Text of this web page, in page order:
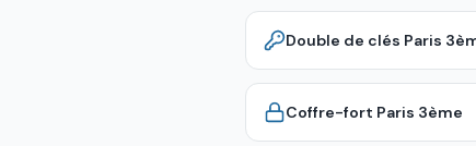
Double de clés Paris
Coffre-fort Paris 3ème